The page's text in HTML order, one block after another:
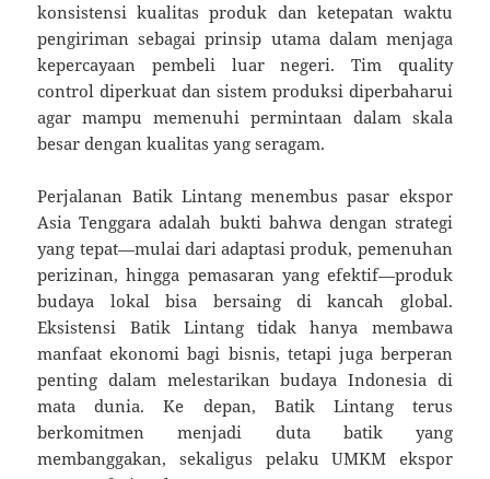
konsistensi kualitas produk dan ketepatan waktu
pengiriman sebagai prinsip utama dalam menjaga
kepercayaan pembeli luar negeri. Tim quality
control diperkuat dan sistem produksi diperbaharui
agar mampu memenuhi permintaan dalam skala
besar dengan kualitas yang seragam.
Perjalanan Batik Lintang menembus pasar ekspor
Asia Tenggara adalah bukti bahwa dengan strategi
yang tepat—mulai dari adaptasi produk, pemenuhan
perizinan, hingga pemasaran yang efektif—produk
budaya lokal bisa bersaing di kancah global.
Eksistensi Batik Lintang tidak hanya membawa
manfaat ekonomi bagi bisnis, tetapi juga berperan
penting dalam melestarikan budaya Indonesia di
mata dunia. Ke depan, Batik Lintang terus
berkomitmen menjadi duta batik yang
membanggakan, sekaligus pelaku UMKM ekspor